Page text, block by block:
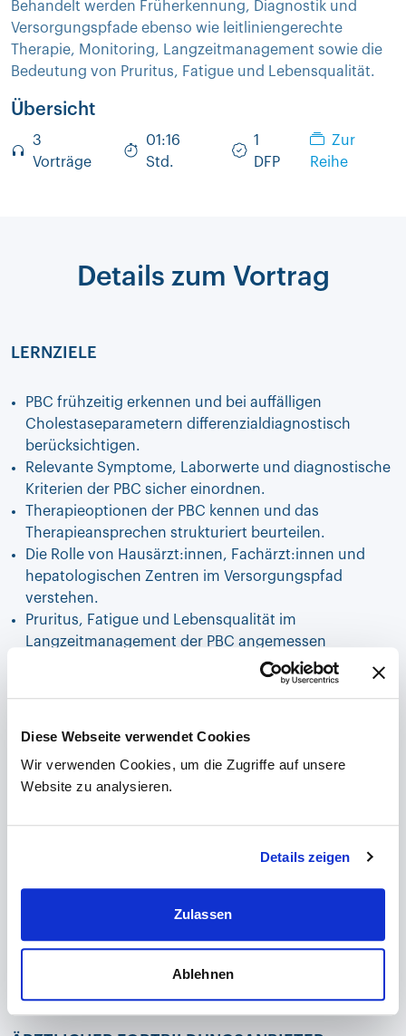
Diese Webseite verwendet Cookies
Wir verwenden Cookies, um die Zugriffe auf unsere
Website zu analysieren.
Details zeigen
Zulassen
Ablehnen
Behandelt werden Früherkennung, Diagnostik und
Versorgungspfade ebenso wie leitliniengerechte
Therapie, Monitoring, Langzeitmanagement sowie die
Bedeutung von Pruritus, Fatigue und Lebensqualität.
Übersicht
3
Vorträge
01:16
Std.
1
DFP
Zur
Reihe
Details zum Vortrag
LERNZIELE
PBC frühzeitig erkennen und bei auffälligen
Cholestaseparametern differenzialdiagnostisch
berücksichtigen.
Relevante Symptome, Laborwerte und diagnostische
Kriterien der PBC sicher einordnen.
Therapieoptionen der PBC kennen und das
Therapieansprechen strukturiert beurteilen.
Die Rolle von Hausärzt:innen, Fachärzt:innen und
hepatologischen Zentren im Versorgungspfad
verstehen.
Pruritus, Fatigue und Lebensqualität im
Langzeitmanagement der PBC angemessen
Univ.-Prof.in Priv.-Doz.in Dr.in Vanessa Stadlbauer-
Priv.-Doz. Dr. Albert Friedrich Stättermayer
Dr.in Emina Halilbasic
Priv.-Doz.in Dr.in Karin Amrein, MSc.